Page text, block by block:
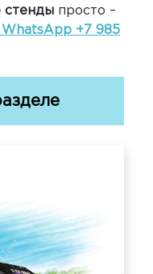
стенды просто –
WhatsApp +7 985